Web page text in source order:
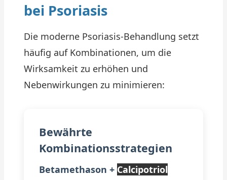
bei Psoriasis
Die moderne Psoriasis-Behandlung setzt
häufig auf Kombinationen, um die
Wirksamkeit zu erhöhen und
Nebenwirkungen zu minimieren:
Bewährte
Kombinationsstrategien
Betamethason + Calcipotriol